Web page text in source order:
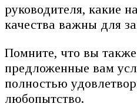
руководителя, какие
качества важны для
Помните, что вы также
предложенные вам
полностью
любопытство.